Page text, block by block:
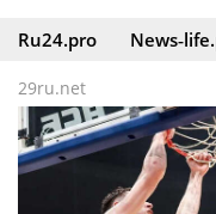
Ru24.pro
29ru.net